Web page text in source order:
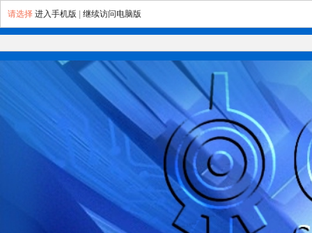
请选择 进入手机版 继续访问电脑版